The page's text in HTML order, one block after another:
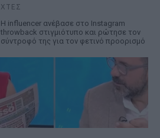
ΧΤΕΣ
Η influencer ανέβασε στο Instagram
throwback στιγμιότυπο και ρώτησε τον
σύντροφό της για τον φετινό προορισμό